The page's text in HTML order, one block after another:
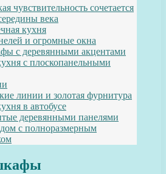
чувствительность сочетается
века
кухня
и огромные окна
с деревянными акцентами
с плоскопанельными
линии и золотая фурнитура
в автобусе
деревянными панелями
с полноразмерным